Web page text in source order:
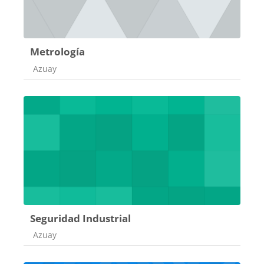
Metrología
Categoría de cursos
Azuay
Seguridad Industrial
Categoría de cursos
Azuay